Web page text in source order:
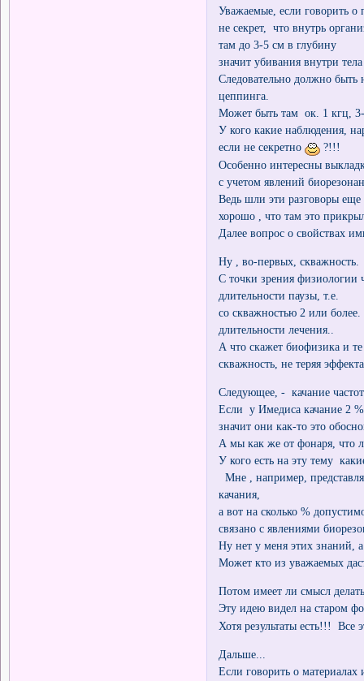
Уважаемые, если говорить
не секрет, что внутрь
там до 3-5 см в глубину
значит убивания внутри
Следовательно должно быть
цеппинга.
Может быть там ок. 1 кгц,
У кого какие наблюдения,
если не секретно
?!!!
Особенно интересны
с учетом явлений
Ведь шли эти разговоры
хорошо , что там это
Далее вопрос о свойствах
Ну , во-первых, скважность.
С точки зрения физиологии
длительности паузы, т.е.
со скважностью 2 или
длительности лечения..
А что скажет биофизика и
скважность, не теряя
Следующее, - качание
Если у Имедиса качание 2
значит они как-то это
А мы как же от фонаря, что
У кого есть на эту тему
Мне , например,
качания,
а вот на сколько %
связано с явлениями
Ну нет у меня этих знаний,
Может кто из уважаемых
Потом имеет ли смысл
Эту идею видел на старом
Хотя результаты есть!!! Все
Дальше...
Если говорить о материалах